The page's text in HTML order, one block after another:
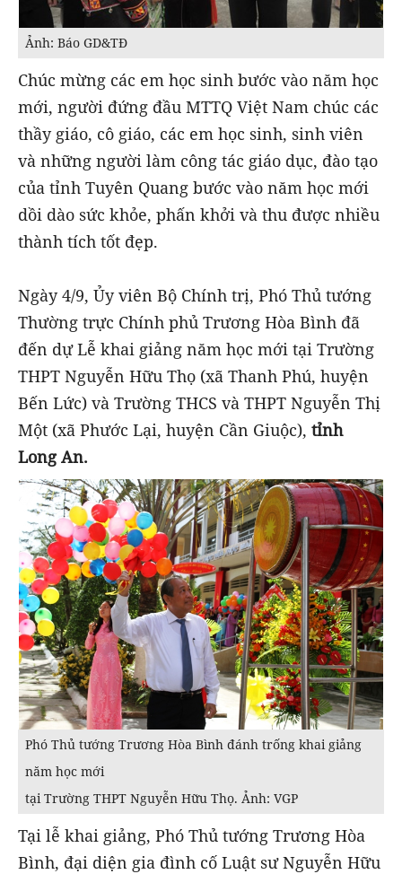
Ảnh: Báo GD&TĐ
Chúc mừng các em học sinh bước vào năm học
mới, người đứng đầu MTTQ Việt Nam chúc các
thầy giáo, cô giáo, các em học sinh, sinh viên
và những người làm công tác giáo dục, đào tạo
của tỉnh Tuyên Quang bước vào năm học mới
dồi dào sức khỏe, phấn khởi và thu được nhiều
thành tích tốt đẹp.
Ngày 4/9, Ủy viên Bộ Chính trị, Phó Thủ tướng
Thường trực Chính phủ Trương Hòa Bình đã
đến dự Lễ khai giảng năm học mới tại Trường
THPT Nguyễn Hữu Thọ (xã Thanh Phú, huyện
Bến Lức) và Trường THCS và THPT Nguyễn Thị
Một (xã Phước Lại, huyện Cần Giuộc), tỉnh
Long An.
Phó Thủ tướng Trương Hòa Bình đánh trống khai giảng
năm học mới
tại Trường THPT Nguyễn Hữu Thọ. Ảnh: VGP
Tại lễ khai giảng, Phó Thủ tướng Trương Hòa
Bình, đại diện gia đình cố Luật sư Nguyễn Hữu